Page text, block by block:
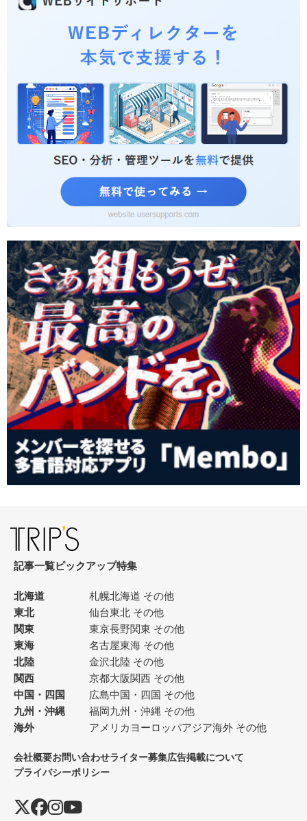
記事一覧ピックアップ特集
北海道 札幌北海道 その他
東北
仙台東北 その他
関東
東京長野関東 その他
東海
名古屋東海 その他
北陸
金沢北陸 その他
関西
京都大阪関西 その他
中国・四国
広島中国・四国 その他
九州・沖縄
福岡九州・沖縄 その他
海外
アメリカ ヨーロッパアジア海外 その他
会社概要お問い合わせライター募集広告掲載について
プライバシーポリシー